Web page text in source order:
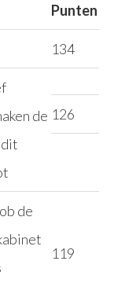
Punten
134
de 126
de
119